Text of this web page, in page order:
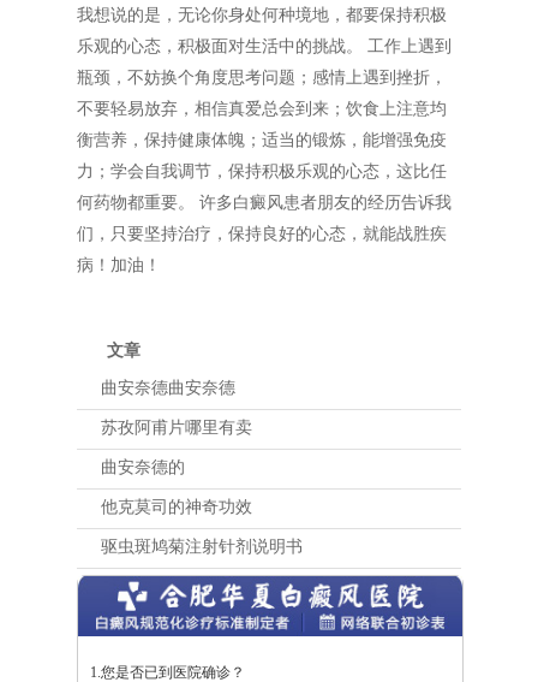
我想说的是，无论你身处何种境地，都要保持积极
乐观的心态，积极面对生活中的挑战。 工作上遇到
瓶颈，不妨换个角度思考问题；感情上遇到挫折，
不要轻易放弃，相信真爱总会到来；饮食上注意均
衡营养，保持健康体魄；适当的锻炼，能增强免疫
力；学会自我调节，保持积极乐观的心态，这比任
何药物都重要。 许多白癜风患者朋友的经历告诉我
们，只要坚持治疗，保持良好的心态，就能战胜疾
病！加油！
文章
曲安奈德曲安奈德
苏孜阿甫片哪里有卖
曲安奈德的
他克莫司的神奇功效
驱虫斑鸠菊注射针剂说明书
1.您是否已到医院确诊？